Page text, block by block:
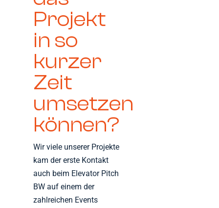
Projekt
in so
kurzer
Zeit
umsetzen
können?
Wir viele unserer Projekte
kam der erste Kontakt
auch beim Elevator Pitch
BW auf einem der
zahlreichen Events